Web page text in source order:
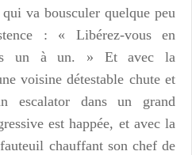
va bousculer quelque peu
: « Libérez-vous en
un à un. » Et avec la
voisine détestable chute et
escalator dans un grand
est happée, et avec la
chauffant son chef de